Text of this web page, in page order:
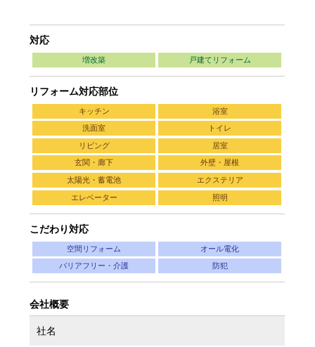
対応
増改築 戸建てリフォーム
リフォーム対応部位
キッチン 浴室
洗面室 トイレ
リビング 居室
玄関・廊下 外壁・屋根
太陽光・蓄電池 エクステリア
エレベーター 照明
こだわり対応
空間リフォーム オール電化
バリアフリー・介護 防犯
会社概要
社名